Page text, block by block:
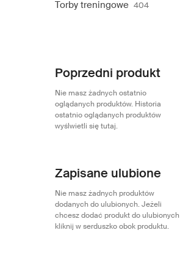
Torby treningowe 404
Poprzedni produkt
Nie masz żadnych ostatnio
oglądanych produktów. Historia
ostatnio oglądanych produktów
wyślwietli się tutaj.
Zapisane ulubione
Nie masz żadnych produktów
dodanych do ulubionych. Jeżeli
chcesz dodać produkt do ulubionych
kliknij w serduszko obok produktu.